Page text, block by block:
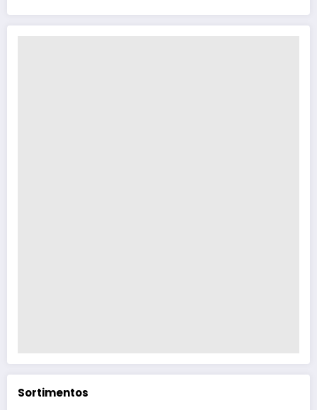
Sortimentos